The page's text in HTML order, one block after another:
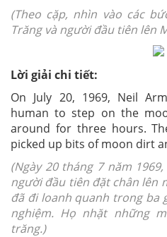
(Theo cặp, nhìn vào các
Trăng và người đầu tiên lên
Lời giải chi tiết:
On July 20, 1969, Neil
human to step on the
around for three hours.
picked up bits of moon dirt
(Ngày 20 tháng 7 năm
người đầu tiên đặt chân lên
đã đi loanh quanh trong ba
nghiệm. Họ nhặt những
trăng.)